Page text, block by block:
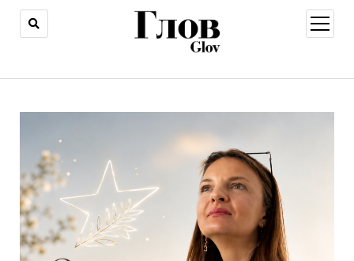
меню